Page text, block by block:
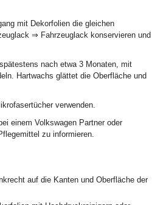
mit Dekorfolien die gleichen
⇒ Fahrzeuglack konservieren und
nach etwa 3 Monaten, mit
Hartwachs glättet die Oberfläche und
verwenden.
einem Volkswagen Partner oder
zu informieren.
auf die Kanten und Oberfläche der